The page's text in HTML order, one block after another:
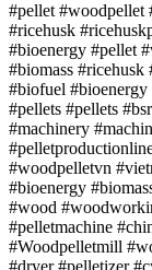
#pellet #woodpellet
#ricehusk
#bioenergy #pellet
#biomass #ricehusk
#biofuel
#pellets #pellets
#machinery
#woodpelletvn
#bioenergy
#wood
#pelletmachine
#Woodpelletmill